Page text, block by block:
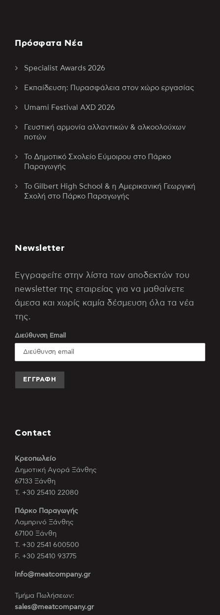
Πρόσφατα Νέα
Specialist Awards 2026
Εκπαίδευση: Πυρασφάλεια στον χώρο εργασίας
Umami Festival AXD 2026
Γευστική αρμονία αλλαντικών & αλκοολούχων
ποτών
Το Δημοτικό Σχολείο Εύμοιρου στο Πάρκο
Παραγωγής
Το Gilbert High School & η Αμερικανική Γεωργική
Σχολή στο Πάρκο Παραγωγής
Newsletter
Εγγραφείτε στην λίστα των αποδεκτών του
newsletter της εταιρείας για να μαθαίνετε
άμεσα και χωρίς καμία δέσμευση όλα τα νέα
της.
Διεύθυνση Email
Contact
Κρεοπωλείο
Δημοτική Αγορά Ξάνθης
67133 Ξάνθη
Τ. +30 25410 22080
Πάρκο Παραγωγής
Λαμπρινό Ξάνθης
67100 Ξάνθη
Τ. +30 2541 600500
F. +30 25410 93775
info@meatcompany.gr
Τμήμα Πωλήσεων:
sales@meatcompany.gr